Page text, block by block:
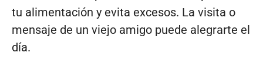
tu alimentación y evita excesos. La visita o
mensaje de un viejo amigo puede alegrarte el
día.